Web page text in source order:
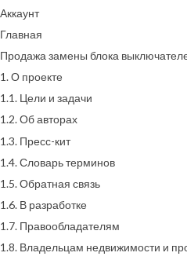
Аккаунт
Главная
Продажа замены блока
1. О проекте
1.1. Цели и задачи
1.2. Об авторах
1.3. Пресс-кит
1.4. Словарь терминов
1.5. Обратная связь
1.6. В разработке
1.7. Правообладателям
1.8. Владельцам недвижимости и